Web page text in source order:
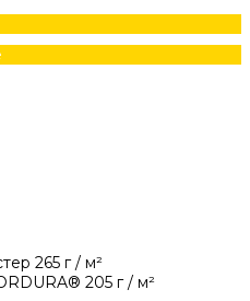
265 г / м²
205 г / м²